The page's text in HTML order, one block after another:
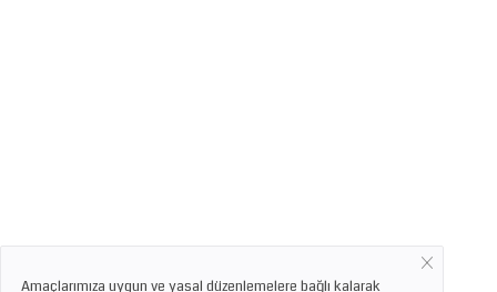
Amaçlarımıza uygun ve yasal düzenlemelere bağlı kalarak